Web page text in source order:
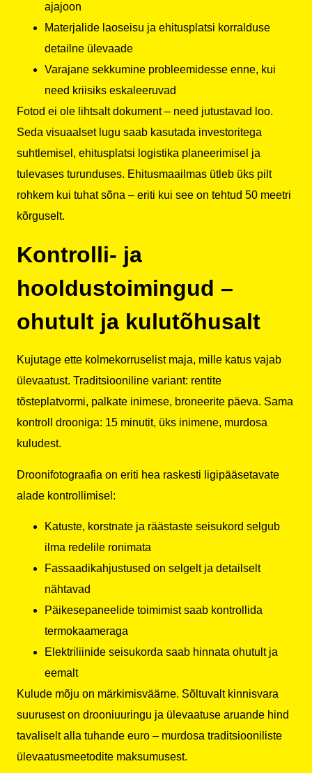
ajajoon
Materjalide laoseisu ja ehitusplatsi korralduse
detailne ülevaade
Varajane sekkumine probleemidesse enne, kui
need kriisiks eskaleeruvad
Fotod ei ole lihtsalt dokument – need jutustavad loo.
Seda visuaalset lugu saab kasutada investoritega
suhtlemisel, ehitusplatsi logistika planeerimisel ja
tulevases turunduses. Ehitusmaailmas ütleb üks pilt
rohkem kui tuhat sõna – eriti kui see on tehtud 50 meetri
kõrguselt.
Kontrolli- ja
hooldustoimingud –
ohutult ja kulutõhusalt
Kujutage ette kolmekorruselist maja, mille katus vajab
ülevaatust. Traditsiooniline variant: rentite
tõsteplatvormi, palkate inimese, broneerite päeva. Sama
kontroll drooniga: 15 minutit, üks inimene, murdosa
kuludest.
Droonifotograafia on eriti hea raskesti ligipääsetavate
alade kontrollimisel:
Katuste, korstnate ja räästaste seisukord selgub
ilma redelile ronimata
Fassaadikahjustused on selgelt ja detailselt
nähtavad
Päikesepaneelide toimimist saab kontrollida
termokaameraga
Elektriliinide seisukorda saab hinnata ohutult ja
eemalt
Kulude mõju on märkimisväärne. Sõltuvalt kinnisvara
suurusest on drooniuuringu ja ülevaatuse aruande hind
tavaliselt alla tuhande euro – murdosa traditsiooniliste
ülevaatusmeetodite maksumusest.